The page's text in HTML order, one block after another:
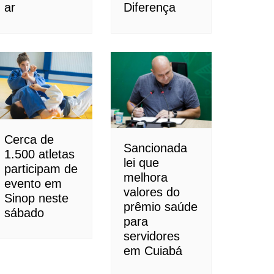
ar Diferença
Cerca de
1.500 atletas
participam de
evento em
Sinop neste
sábado
Sancionada
lei que
melhora
valores do
prêmio saúde
para
servidores
em Cuiabá